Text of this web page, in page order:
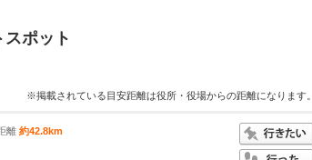
ポット
※掲載されている目安距離は役所・役場からの距離になります。
離 約42.8km